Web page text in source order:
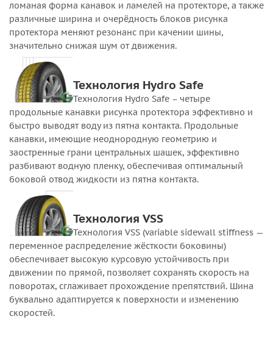
ломаная форма канавок и ламелей на протекторе, а также
различные ширина и очерёдность блоков рисунка
протектора меняют резонанс при качении шины,
значительно снижая шум от движения.
Технология Hydro Safe
Технология Hydro Safe – четыре
продольные канавки рисунка протектора эффективно и
быстро выводят воду из пятна контакта. Продольные
канавки, имеющие неоднородную геометрию и
заостренные грани центральных шашек, эффективно
разбивают водную пленку, обеспечивая оптимальный
боковой отвод жидкости из пятна контакта.
Технология VSS
Технология VSS (variable sidewall stiffness —
переменное распределение жёсткости боковины)
обеспечивает высокую курсовую устойчивость при
движении по прямой, позволяет сохранять скорость на
поворотах, сглаживает прохождение препятствий. Шина
буквально адаптируется к поверхности и изменению
скоростей.